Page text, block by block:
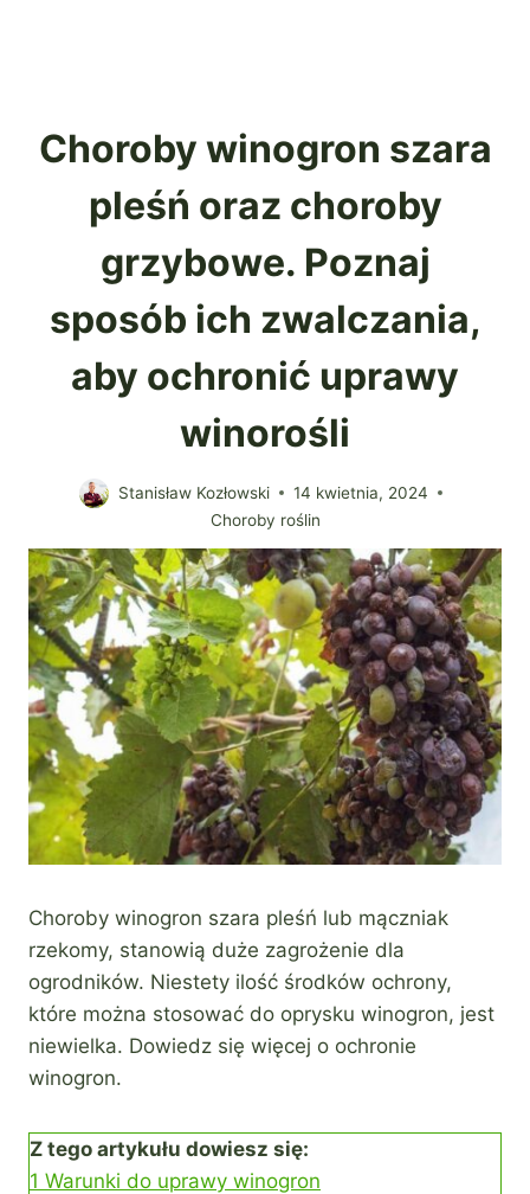
Choroby winogron szara
pleśń oraz choroby
grzybowe. Poznaj
sposób ich zwalczania,
aby ochronić uprawy
winorośli
Stanisław Kozłowski
14 kwietnia, 2024
Choroby roślin
Choroby winogron szara pleśń lub mączniak
rzekomy, stanowią duże zagrożenie dla
ogrodników. Niestety ilość środków ochrony,
które można stosować do oprysku winogron, jest
niewielka. Dowiedz się więcej o ochronie
winogron.
Z tego artykułu dowiesz się:
1 Warunki do uprawy winogron